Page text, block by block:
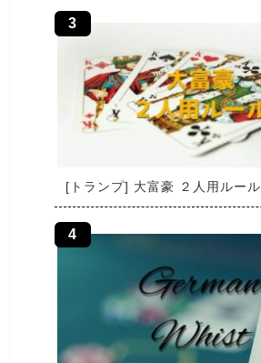
[トランプ] 大富豪 ２人用ルール